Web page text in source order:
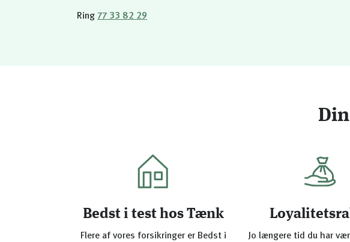
Ring 77 33 82 29
Bedst i test hos Tænk
Flere af vores forsikringer er Bedst i
Jo længere tid du har